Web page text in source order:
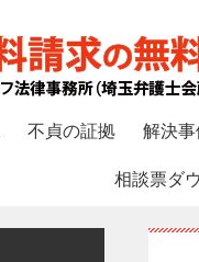
不貞の証拠 解決事
相談票ダ